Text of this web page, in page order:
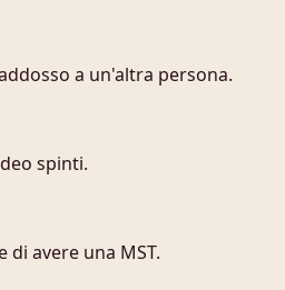
a un'altra persona.
spinti.
di avere una MST.